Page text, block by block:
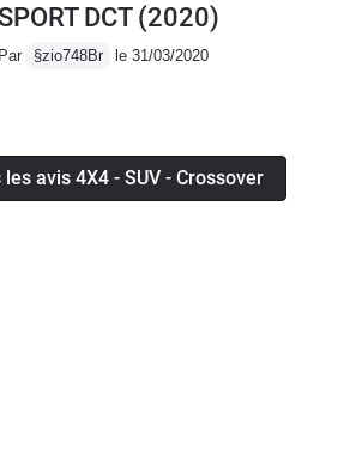
DCT(2020)
Par §zio748Br le 31/03/2020
avis 4X4 - SUV - Crossover